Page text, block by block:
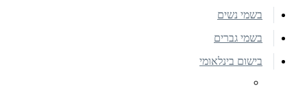
בשמי נשים
בשמי גברים
בישום בינלאומי